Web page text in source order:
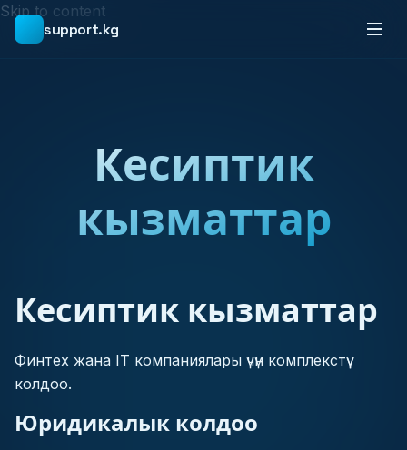
Skip to content
support.kg
Кесиптик
кызматтар
Кесиптик кызматтар
Финтех жана IT компаниялары үчүн комплекстүү
колдоо.
Юридикалык колдоо